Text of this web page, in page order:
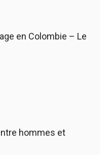
en Colombie – Le
hommes et